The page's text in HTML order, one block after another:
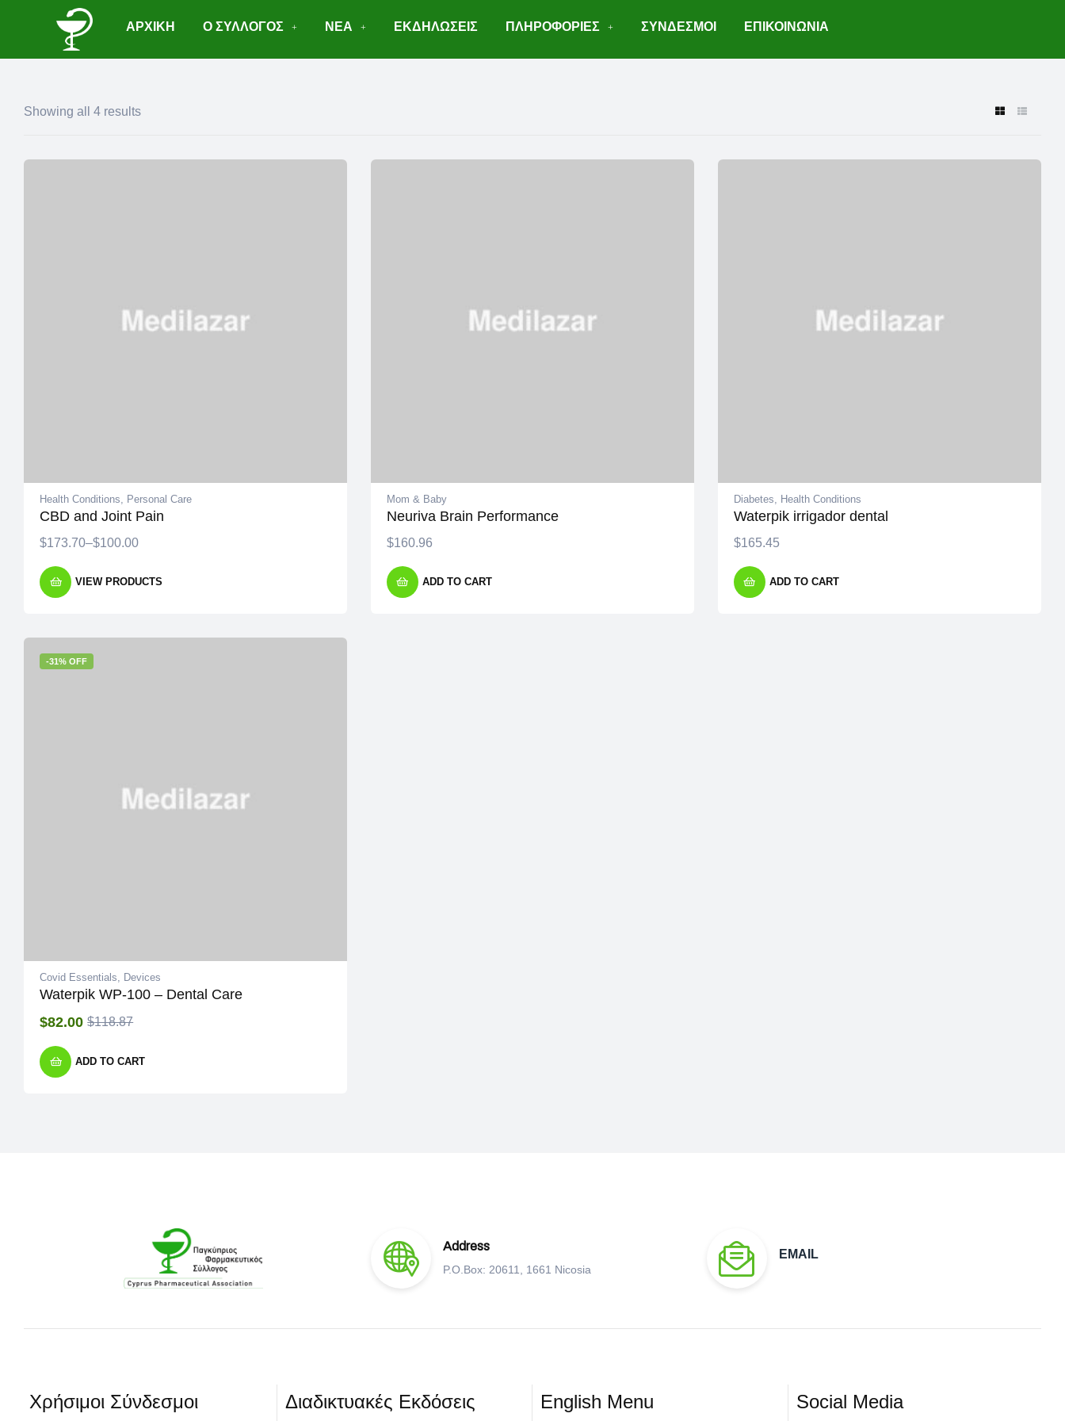
ΑΡΧΙΚΗ Ο ΣΥΛΛΟΓΟΣ ΝΕΑ ΕΚΔΗΛΩΣΕΙΣ ΠΛΗΡΟΦΟΡΙΕΣ ΣΥΝΔΕΣΜΟΙ ΕΠΙΚΟΙΝΩΝΙΑ
Showing all 4 results
Health Conditions Personal Care
CBD and Joint Pain
$100.00
–
$173.70
VIEW PRODUCTS
Mom & Baby
Neuriva Brain Performance
$160.96
ADD TO CART
Diabetes Health Conditions
Waterpik irrigador dental
$165.45
ADD TO CART
-31% OFF
Covid Essentials Devices
Waterpik WP-100 – Dental Care
$118.87
$82.00
ADD TO CART
Address
P.O.Box: 20611, 1661 Nicosia
EMAIL
Χρήσιμοι Σύνδεσμοι​ Διαδικτυακές Εκδόσεις English Menu Social Media